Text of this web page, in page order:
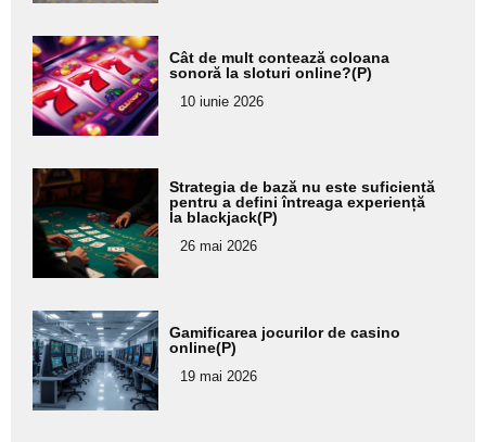
Adaugă
aici textul
pentru
subtitlu
Cât de mult contează coloana
sonoră la sloturi online?(P)
10 iunie 2026
Adaugă
aici textul
pentru
subtitlu
Strategia de bază nu este suficientă
pentru a defini întreaga experiență
la blackjack(P)
26 mai 2026
Adaugă
aici textul
pentru
subtitlu
Gamificarea jocurilor de casino
online(P)
19 mai 2026